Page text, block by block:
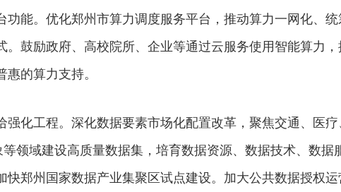
功能。优化郑州市算力调度服务平台，推动算力一网化、统
。鼓励政府、高校院所、企业等通过云服务使用智能算力
的算力支持。
强化工程。深化数据要素市场化配置改革，聚焦交通、医疗
等领域建设高质量数据集，培育数据资源、数据技术、数据
快郑州国家数据产业集聚区试点建设。加大公共数据授权运